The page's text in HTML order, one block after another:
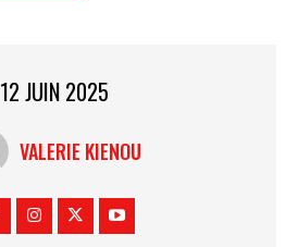
12 JUIN 2025
VALERIE KIENOU